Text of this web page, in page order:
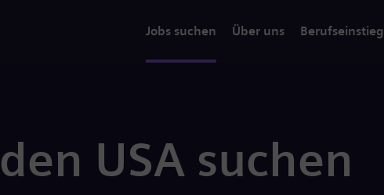
Jobs suchen Über uns Berufseinstieg
USA suchen